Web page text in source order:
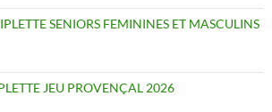
SENIORS FEMININES ET MASCULINS
JEU PROVENÇAL 2026